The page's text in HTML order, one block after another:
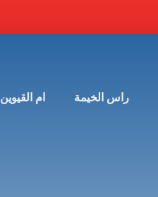
راس الخيمة ام القيوين